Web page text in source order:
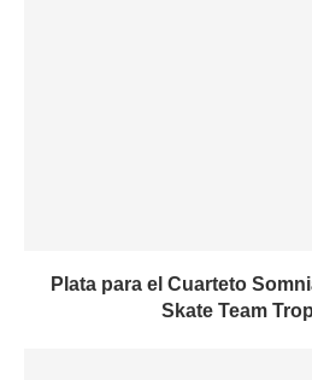
Plata para el Cuarteto
Skate Team